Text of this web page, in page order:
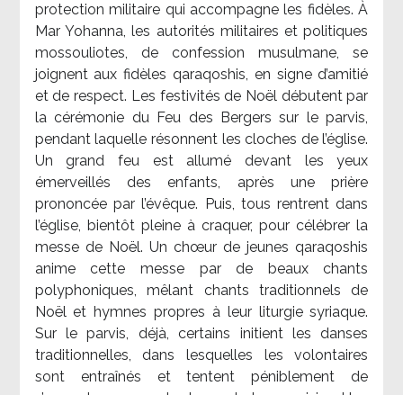
protection militaire qui accompagne les fidèles. À
Mar Yohanna, les autorités militaires et politiques
mossouliotes, de confession musulmane, se
joignent aux fidèles qaraqoshis, en signe d’amitié
et de respect. Les festivités de Noël débutent par
la cérémonie du Feu des Bergers sur le parvis,
pendant laquelle résonnent les cloches de l’église.
Un grand feu est allumé devant les yeux
émerveillés des enfants, après une prière
prononcée par l’évêque. Puis, tous rentrent dans
l’église, bientôt pleine à craquer, pour célébrer la
messe de Noël. Un chœur de jeunes qaraqoshis
anime cette messe par de beaux chants
polyphoniques, mêlant chants traditionnels de
Noël et hymnes propres à leur liturgie syriaque.
Sur le parvis, déjà, certains initient les danses
traditionnelles, dans lesquelles les volontaires
sont entraînés et tentent péniblement de